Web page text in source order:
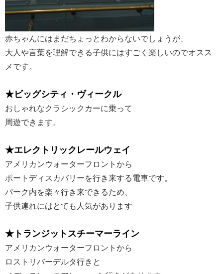
赤ちゃんにはまだちょっとわからないでしょうが、
大人や言葉を理解できる子供にはすごく楽しいのでオスス
メです。
★ビッグシティ・ヴィークル
おしゃれなクラシックカーに乗って
周遊できます。
★エレクトリックレールウェイ
アメリカンウォーターフロントから
ポートディスカバリーを行き来する電車です。
パーク内を楽々行き来できるため、
子供連れにはとても人気があります
★トランジットスチーマーライン
アメリカンウォーターフロントから
ロストリバーデルタ行きと